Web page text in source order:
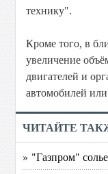
технику".
Кроме того, в
увеличение
двигателей и
автомобилей
ЧИТАЙТЕ
» "Газпром"